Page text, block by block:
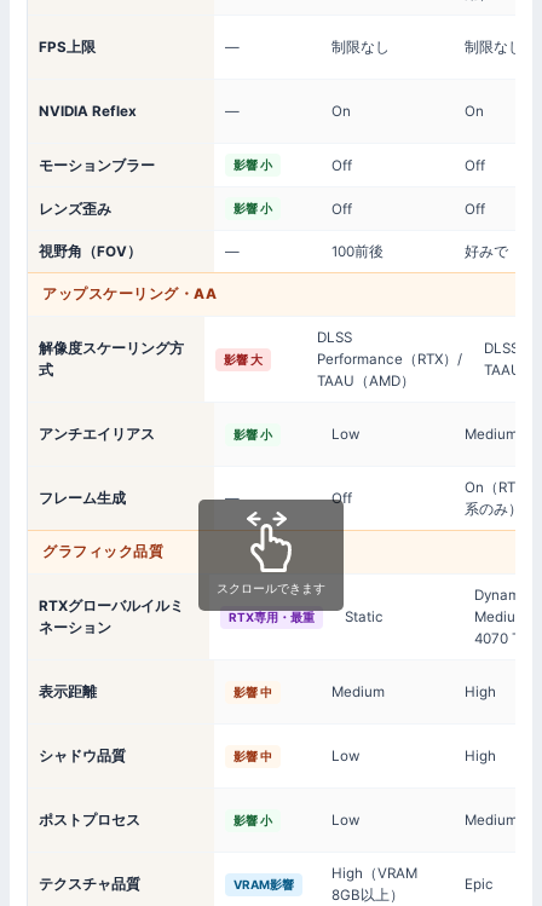
FPS上限 — 制限なし 制限なし
NVIDIA Reflex — On On
モーションブラー 影響 小 Off Off
レンズ歪み 影響 小 Off Off
視野角（FOV） — 100前後 好みで
アップスケーリング・AA
解像度スケーリング方
式
影響 大
DLSS
Performance（RTX）/
TAAU（AMD）
DLSS
TAAU
アンチエイリアス 影響 小 Low Medium
フレーム生成 — Off
On（RTX
系のみ）
グラフィック品質
RTXグローバルイルミ
ネーション
RTX専用・最重 Static
Dynamic
Medium
4070 Ti以
表示距離 影響 中 Medium High
シャドウ品質 影響 中 Low High
ポストプロセス 影響 小 Low Medium
テクスチャ品質 VRAM影響
High（VRAM
8GB以上）
Epic
スクロールできます